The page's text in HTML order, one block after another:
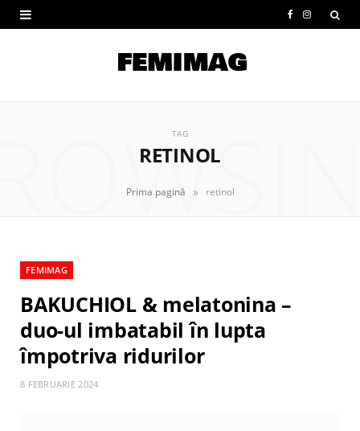
e
I
t
TAG
RETINOL
Prima pagină » retinol
FEMIMAG
BAKUCHIOL & melatonina –
duo-ul imbatabil în lupta
împotriva ridurilor
8 FEBRUARIE 2024